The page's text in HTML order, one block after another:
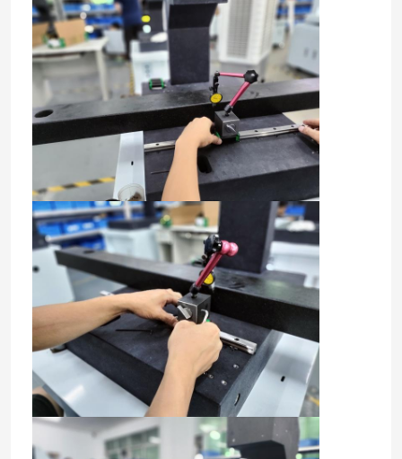
CNC Vision Ölçüm Makinesi
2D Koordinat Ölçme Makinesi
Optik Koordinat Ölçme Makinesi
Kontur Ölçme Makinesi
Video Ölçüm Makinaları
Portal Koordinat Ölçme Makinesi
OMM Optik Ölçüm Cihazı
CMM Ölçüm Makinesi